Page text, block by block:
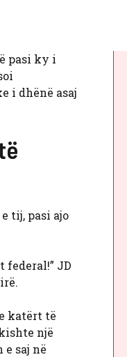
pasi ky i
i dhënë asaj
tij, pasi ajo
JD
katërt të
një
saj në